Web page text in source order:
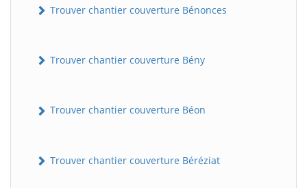
Trouver chantier couverture Bénonces
Trouver chantier couverture Bény
Trouver chantier couverture Béon
Trouver chantier couverture Béréziat